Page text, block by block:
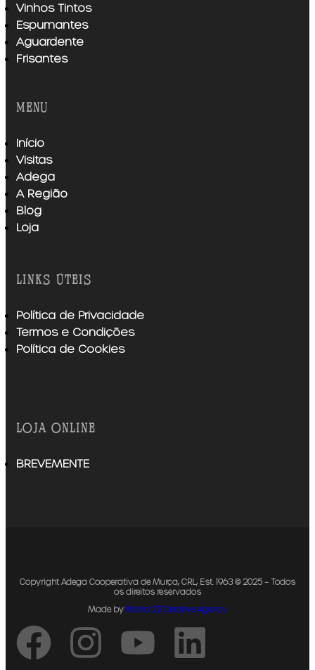
Vinhos Tintos
Espumantes
Aguardente
Frisantes
menu
Início
Visitas
Adega
A Região
Blog
Loja
links úteis
Política de Privacidade
Termos e Condições
Política de Cookies
loja online
BREVEMENTE
Copyright Adega Cooperativa de Murça, CRL, Est. 1963 © 2025 – Todos
os direitos reservados
Made by Brand 22 Creative Agency